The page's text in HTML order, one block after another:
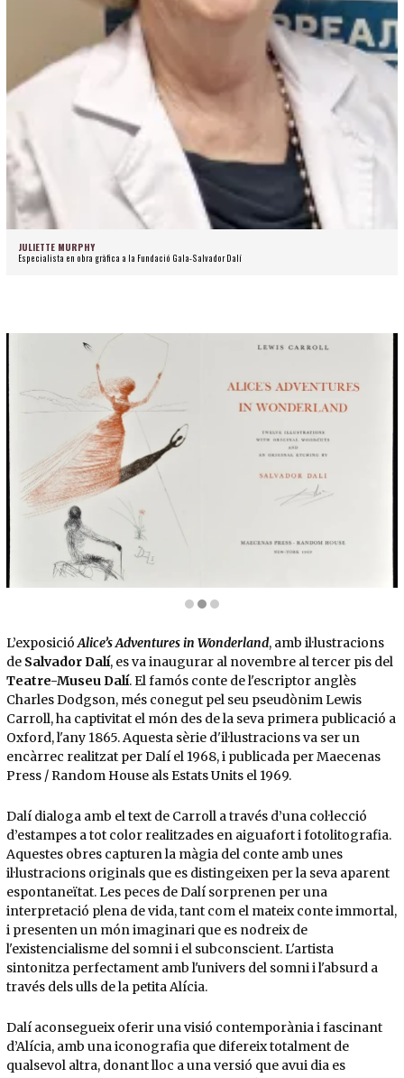
JULIETTE MURPHY
Especialista en obra gràfica a la Fundació Gala-Salvador Dalí
L’exposicióAlice’s Adventures in Wonderland, amb il·lustracions
de Salvador Dalí, es va inaugurar al novembre al tercer pis del
Teatre-Museu Dalí. El famós conte de l'escriptor anglès
Charles Dodgson, més conegut pel seu pseudònim Lewis
Carroll, ha captivitat el món des de la seva primera publicació a
Oxford, l'any 1865. Aquesta sèrie d'il·lustracions va ser un
encàrrec realitzat per Dalí el 1968, i publicada per Maecenas
Press / Random House als Estats Units el 1969.
Dalí dialoga amb el text de Carroll a través d’una col·lecció
d’estampes a tot color realitzades en aiguafort i fotolitografia.
Aquestes obres capturen la màgia del conte amb unes
il·lustracions originals que es distingeixen per la seva aparent
espontaneïtat. Les peces de Dalí sorprenen per una
interpretació plena de vida, tant com el mateix conte immortal,
i presenten un món imaginari que es nodreix de
l'existencialisme del somni i el subconscient. L'artista
sintonitza perfectament amb l'univers del somni i l'absurd a
través dels ulls de la petita Alícia.
Dalí aconsegueix oferir una visió contemporània i fascinant
d’Alícia, amb una iconografia que difereix totalment de
qualsevol altra, donant lloc a una versió que avui dia es